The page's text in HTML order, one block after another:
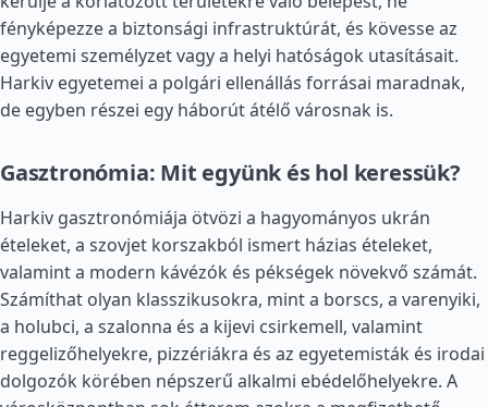
fényképezze a biztonsági infrastruktúrát, és kövesse az
egyetemi személyzet vagy a helyi hatóságok utasításait.
Harkiv egyetemei a polgári ellenállás forrásai maradnak,
de egyben részei egy háborút átélő városnak is.
Gasztronómia: Mit együnk és hol keressük?
Harkiv gasztronómiája ötvözi a hagyományos ukrán
ételeket, a szovjet korszakból ismert házias ételeket,
valamint a modern kávézók és pékségek növekvő számát.
Számíthat olyan klasszikusokra, mint a borscs, a varenyiki,
a holubci, a szalonna és a kijevi csirkemell, valamint
reggelizőhelyekre, pizzériákra és az egyetemisták és irodai
dolgozók körében népszerű alkalmi ebédelőhelyekre. A